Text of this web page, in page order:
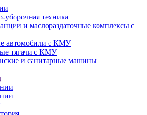
уборочная техника
и маслораздаточные комплексы с
автомобили с КМУ
тягачи с КМУ
и санитарные машины